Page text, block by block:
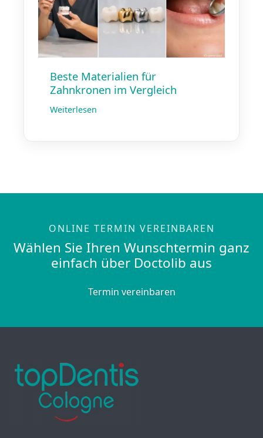
Beste Materialien für
Zahnkronen im Vergleich
Weiterlesen
ONLINE TERMIN VEREINBAREN
Wählen Sie Ihren Wunschtermin ganz
einfach über Doctolib aus
Termin vereinbaren